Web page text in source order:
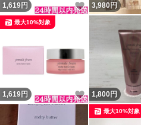
1,619円 いいね！
3,980円
1,619円 いいね！
最大10%対象
1,800円
最大10%対象